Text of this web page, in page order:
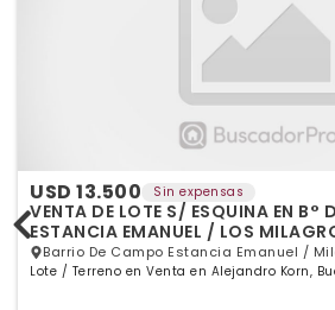
USD 13.500 Sin expensas
VENTA DE LOTE S/ ESQUINA EN B°
ESTANCIA EMANUEL / LOS
Barrio De Campo Estancia Emanuel /
GBA Sur
Lote / Terreno en Venta en Alejandro Korn,